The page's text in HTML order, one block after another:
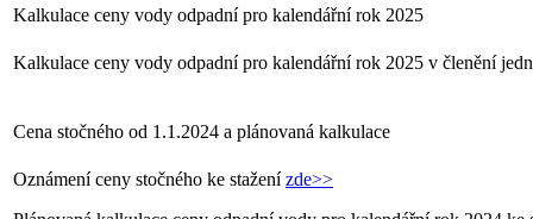
Kalkulace ceny vody odpadní pro kalendářní rok 2025
Kalkulace ceny vody odpadní pro kalendářní rok 2025 v členění
Cena stočného od 1.1.2024 a plánovaná kalkulace
Oznámení ceny stočného ke stažení zde>>